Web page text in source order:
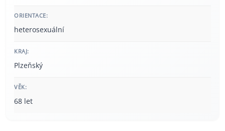
ORIENTACE:
heterosexuální
KRAJ:
Plzeňský
VĚK:
68 let